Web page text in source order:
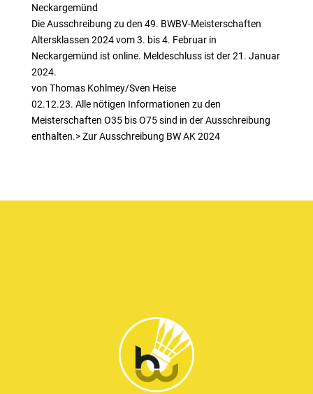
Neckargemünd
Die Ausschreibung zu den 49. BWBV-Meisterschaften
Altersklassen 2024 vom 3. bis 4. Februar in
Neckargemünd ist online. Meldeschluss ist der 21. Januar
2024.
von Thomas Kohlmey/Sven Heise
02.12.23. Alle nötigen Informationen zu den
Meisterschaften O35 bis O75 sind in der Ausschreibung
enthalten.> Zur Ausschreibung BW AK 2024